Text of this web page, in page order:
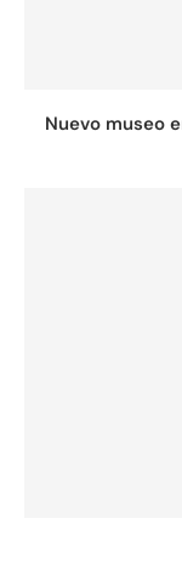
Nuevo museo